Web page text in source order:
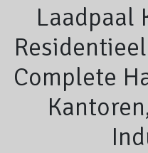
Laadpaal
Complete